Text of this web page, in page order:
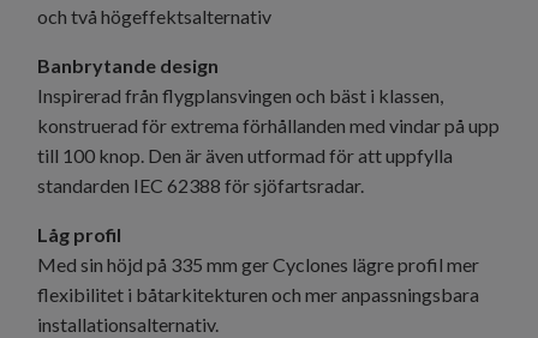
och två högeffektsalternativ
Banbrytande design
Inspirerad från flygplansvingen och bäst i klassen,
konstruerad för extrema förhållanden med vindar på upp
till 100 knop. Den är även utformad för att uppfylla
standarden IEC 62388 för sjöfartsradar.
Låg profil
Med sin höjd på 335 mm ger Cyclones lägre profil mer
flexibilitet i båtarkitekturen och mer anpassningsbara
installationsalternativ.